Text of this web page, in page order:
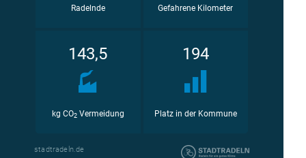
Radelnde Gefahrene Kilometer
143,5
kg CO2Vermeidung
194
Platz in der Kommune
stadtradeln.de